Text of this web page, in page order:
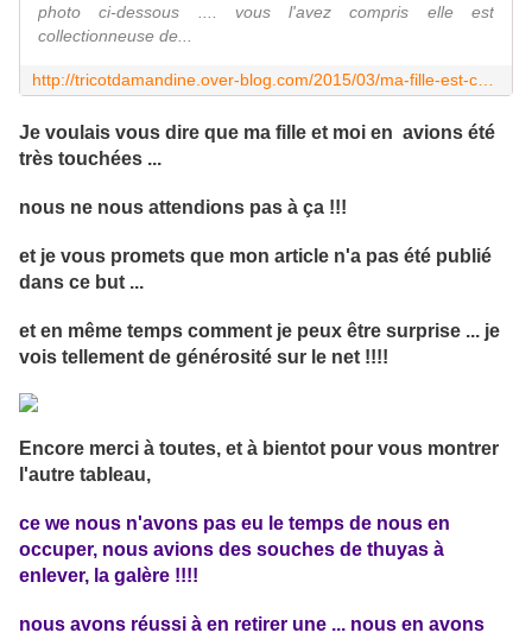
photo ci-dessous .... vous l'avez compris elle est
collectionneuse de...
Je voulais vous dire que ma fille et moi en avions été
très touchées ...
nous ne nous attendions pas à ça !!!
et je vous promets que mon article n'a pas été publié
dans ce but ...
et en même temps comment je peux être surprise ... je
vois tellement de générosité sur le net !!!!
Encore merci à toutes, et à bientot pour vous montrer
l'autre tableau,
ce we nous n'avons pas eu le temps de nous en
occuper, nous avions des souches de thuyas à
enlever, la galère !!!!
nous avons réussi à en retirer une ... nous en avons